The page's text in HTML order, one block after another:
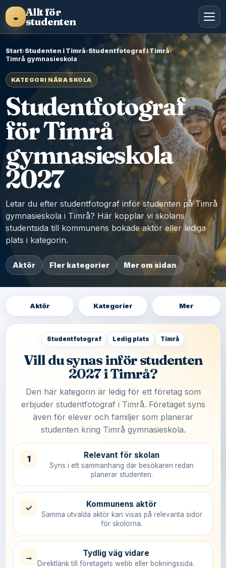
◒ Allt för
studenten
Start›Studenten i Timrå›Studentfotograf i Timrå›
Timrå gymnasieskola
KATEGORI NÄRA SKOLA
Studentfotograf
för Timrå
gymnasieskola
2027
Letar du efter studentfotograf inför studenten på Timrå
gymnasieskola i Timrå? Här kopplar vi skolans
studentsida till kommunens bokade aktör eller lediga
plats i kategorin.
Aktör Fler kategorier Mer om sidan
Aktör Kategorier Mer
Studentfotograf Ledig plats Timrå
Vill du synas inför studenten
2027 i Timrå?
Den här kategorin är ledig för ett företag som
erbjuder studentfotograf i Timrå. Företaget syns
även för elever och familjer som planerar
studenten kring Timrå gymnasieskola.
1 Relevant för skolan
Syns i ett sammanhang där besökaren redan
planerar studenten.
✓ Kommunens aktör
Samma utvalda aktör kan visas på relevanta sidor
för skolorna.
→ Tydlig väg vidare
Direktlänk till företagets webb eller bokningssida.